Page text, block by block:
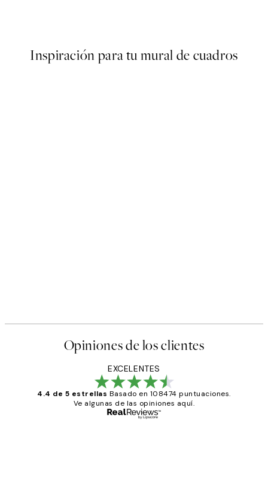
Inspiración para tu mural de cuadros
Opiniones de los clientes
EXCELENTES
4.4 de 5 estrellas Basado en 108474 puntuaciones.
Ve algunas de las opiniones aquí.